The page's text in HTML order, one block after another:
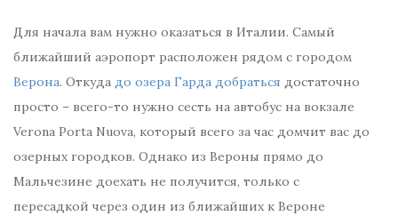
Для начала вам нужно оказаться в Италии. Самый
ближайший аэропорт расположен рядом с городом
Верона. Откуда до озера Гарда добраться достаточно
просто – всего-то нужно сесть на автобус на вокзале
Verona Porta Nuova, который всего за час домчит вас до
озерных городков. Однако из Вероны прямо до
Мальчезине доехать не получится, только с
пересадкой через один из ближайших к Вероне